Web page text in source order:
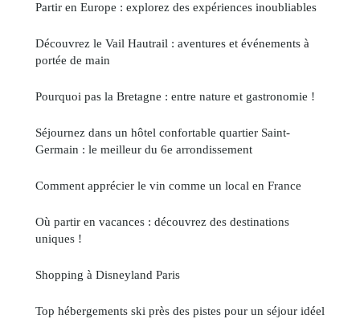
Partir en Europe : explorez des expériences inoubliables
Découvrez le Vail Hautrail : aventures et événements à
portée de main
Pourquoi pas la Bretagne : entre nature et gastronomie !
Séjournez dans un hôtel confortable quartier Saint-
Germain : le meilleur du 6e arrondissement
Comment apprécier le vin comme un local en France
Où partir en vacances : découvrez des destinations
uniques !
Shopping à Disneyland Paris
Top hébergements ski près des pistes pour un séjour idéel